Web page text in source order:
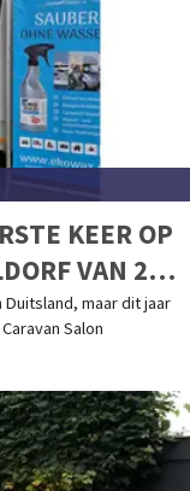
KEER OP
VAN 28
maar dit jaar
Salon